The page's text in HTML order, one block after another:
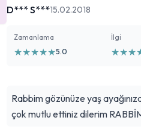
D*** S***15.02.2018
Zamanlama
★★★★★5.0
İlgi
★★★
Rabbim gözünüze yaş
çok mutlu ettiniz dilerim